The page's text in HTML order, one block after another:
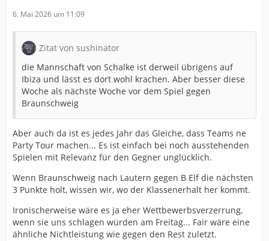
6. Mai 2026 um 11:09
Zitat von sushinator
die Mannschaft von Schalke ist derweil übrigens auf
Ibiza und lässt es dort wohl krachen. Aber besser diese
Woche als nächste Woche vor dem Spiel gegen
Braunschweig
Aber auch da ist es jedes Jahr das Gleiche, dass Teams ne
Party Tour machen... Es ist einfach bei noch ausstehenden
Spielen mit Relevanz für den Gegner unglücklich.
Wenn Braunschweig nach Lautern gegen B Elf die nächsten
3 Punkte holt, wissen wir, wo der Klassenerhalt her kommt.
Ironischerweise wäre es ja eher Wettbewerbsverzerrung,
wenn sie uns schlagen würden am Freitag... Fair wäre eine
ähnliche Nichtleistung wie gegen den Rest zuletzt.